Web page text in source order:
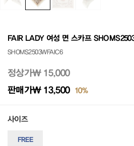
FAIR LADY 여성 면 스카프
SHOMS2503WFAIC6
정상가₩ 15,000
판매가₩ 13,500 10%
사이즈
FREE